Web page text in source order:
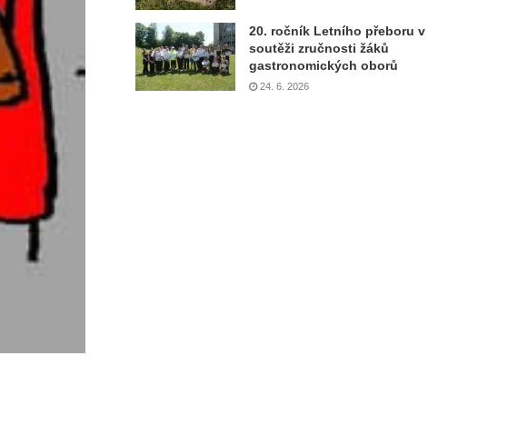
20. ročník Letního přeboru v
soutěži zručnosti žáků
gastronomických oborů
24. 6. 2026